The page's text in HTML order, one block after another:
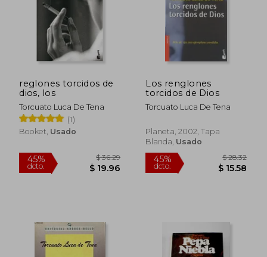
45% 45%
reglones torcidos de
dios, los
Torcuato Luca De Tena
(1)
Booket, Usado
Los renglones
torcidos de Dios
Torcuato Luca De Tena
Planeta, 2002, Tapa
Blanda, Usado